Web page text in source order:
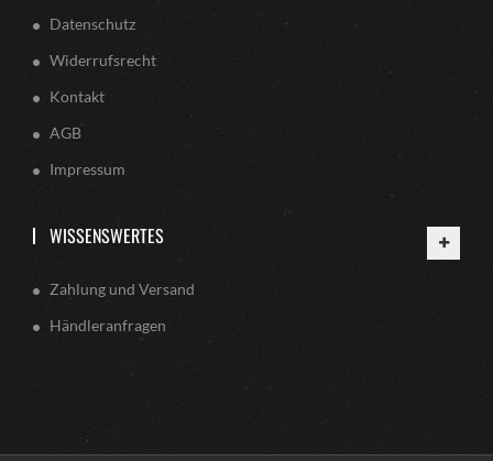
Datenschutz
Widerrufsrecht
Kontakt
AGB
Impressum
WISSENSWERTES
Zahlung und Versand
Händleranfragen